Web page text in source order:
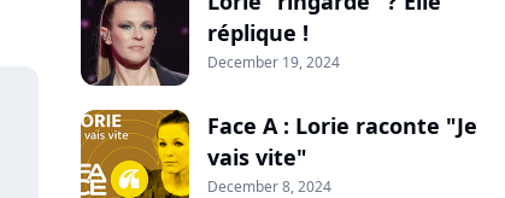
réplique !
December 19, 2024
Face A : Lorie raconte "Je
vais vite"
December 8, 2024